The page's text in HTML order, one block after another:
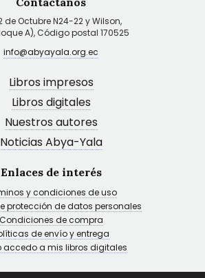
de Octubre N24-22 y Wilson,
A), Código postal 170525
info@abyayala.org.ec
Libros impresos
Libros digitales
Nuestros autores
Noticias Abya-Yala
Enlaces de interés
y condiciones de uso
protección de datos personales
Condiciones de compra
de envío y entrega
accedo a mis libros digitales